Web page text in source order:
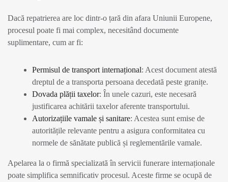
Dacă repatrierea are loc dintr-o țară din afara Uniunii Europene,
procesul poate fi mai complex, necesitând documente
suplimentare, cum ar fi:
Permisul de transport internațional: Acest document atestă
dreptul de a transporta persoana decedată peste granițe.
Dovada plății taxelor: În unele cazuri, este necesară
justificarea achitării taxelor aferente transportului.
Autorizațiile vamale și sanitare: Acestea sunt emise de
autoritățile relevante pentru a asigura conformitatea cu
normele de sănătate publică și reglementările vamale.
Apelarea la o firmă specializată în servicii funerare internaționale
poate simplifica semnificativ procesul. Aceste firme se ocupă de